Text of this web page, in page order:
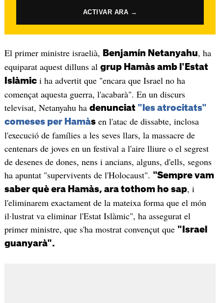
ACTIVAR ARA →
El primer ministre israelià, Benjamín Netanyahu, ha
equiparat aquest dilluns al grup Hamàs amb l'Estat
Islàmici ha advertit que "encara que Israel no ha
començat aquesta guerra, l'acabarà". En un discurs
televisat, Netanyahu ha denunciat "les atrocitats"
comeses per Hamàsen l'atac de dissabte, inclosa
l'execució de famílies a les seves llars, la massacre de
centenars de joves en un festival a l'aire lliure o el segrest
de desenes de dones, nens i ancians, alguns, d'ells, segons
ha apuntat "supervivents de l'Holocaust". "Sempre vam
saber què era Hamàs, ara tothom ho sap, i
l'eliminarem exactament de la mateixa forma que el món
il·lustrat va eliminar l'Estat Islàmic", ha assegurat el
primer ministre, que s'ha mostrat convençut que "Israel
guanyarà".